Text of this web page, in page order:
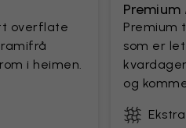
overflate
i heimen.
Premium
som er
og